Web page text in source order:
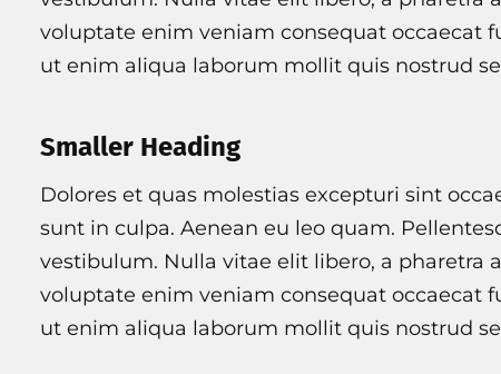
voluptate enim veniam consequat occaecat
ut enim aliqua laborum mollit quis nostrud
Smaller Heading
Dolores et quas molestias excepturi sint
sunt in culpa. Aenean eu leo quam.
vestibulum. Nulla vitae elit libero, a
voluptate enim veniam consequat occaecat
ut enim aliqua laborum mollit quis nostrud